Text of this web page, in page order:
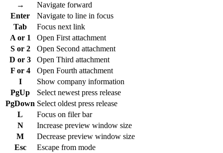
→
Navigate forward
Enter
Navigate to line in focus
Tab
Focus next link
A or 1
Open First attachment
S or 2
Open Second attachment
D or 3
Open Third attachment
F or 4
Open Fourth attachment
I
Show company information
PgUp
Select newest press release
PgDown Select oldest press release
L
Focus on filer bar
N
Increase preview window size
M
Decrease preview window size
Esc
Escape from mode